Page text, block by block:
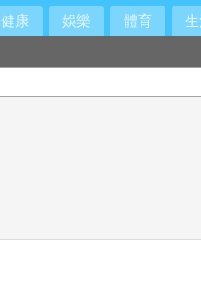
健康 娛樂 體育